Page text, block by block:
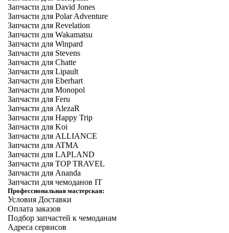
Запчасти для David Jones
Запчасти для Polar Adventure
Запчасти для Revelation
Запчасти для Wakamatsu
Запчасти для Winpard
Запчасти для Stevens
Запчасти для Chatte
Запчасти для Lipault
Запчасти для Eberhart
Запчасти для Monopol
Запчасти для Feru
Запчасти для AlezaR
Запчасти для Happy Trip
Запчасти для Koi
Запчасти для ALLIANCE
Запчасти для ATMA
Запчасти для LAPLAND
Запчасти для TOP TRAVEL
Запчасти для Ananda
Запчасти для чемоданов IT
Профессиональная мастерская:
Условия Доставки
Оплата заказов
Подбор запчастей к чемоданам
Адреса сервисов